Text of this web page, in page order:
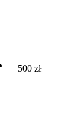
500 zł